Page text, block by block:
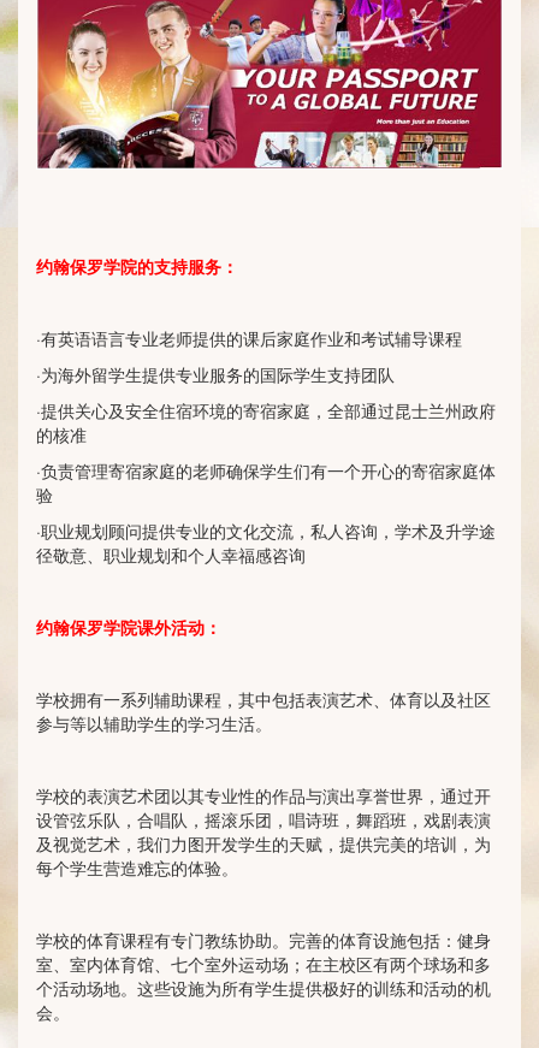
约翰保罗学院的支持服务：
·有英语语言专业老师提供的课后家庭作业和考试辅导课程
·为海外留学生提供专业服务的国际学生支持团队
·提供关心及安全住宿环境的寄宿家庭，全部通过昆士兰州政府
的核准
·负责管理寄宿家庭的老师确保学生们有一个开心的寄宿家庭体
验
·职业规划顾问提供专业的文化交流，私人咨询，学术及升学途
径敬意、职业规划和个人幸福感咨询
约翰保罗学院课外活动：
学校拥有一系列辅助课程，其中包括表演艺术、体育以及社区
参与等以辅助学生的学习生活。
学校的表演艺术团以其专业性的作品与演出享誉世界，通过开
设管弦乐队，合唱队，摇滚乐团，唱诗班，舞蹈班，戏剧表演
及视觉艺术，我们力图开发学生的天赋，提供完美的培训，为
每个学生营造难忘的体验。
学校的体育课程有专门教练协助。完善的体育设施包括：健身
室、室内体育馆、七个室外运动场；在主校区有两个球场和多
个活动场地。这些设施为所有学生提供极好的训练和活动的机
会。